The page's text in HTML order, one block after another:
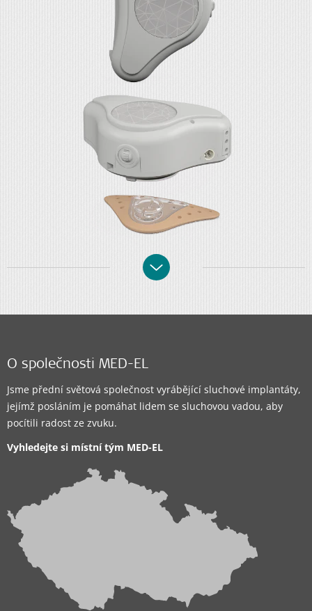
O společnosti MED-EL
Jsme přední světová společnost vyrábějící sluchové implantáty,
jejímž posláním je pomáhat lidem se sluchovou vadou, aby
pocítili radost ze zvuku.
Vyhledejte si místní tým MED-EL